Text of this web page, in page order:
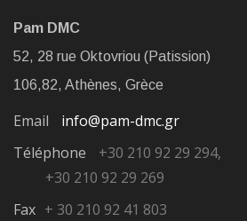
Pam DMC
52, 28 rue Oktovriou (Patission)
106,82, Athènes, Grèce
Email
info@pam-dmc.gr
Téléphone
+30 210 92 29 294,
+30 210 92 29 269
Fax + 30 210 92 41 803